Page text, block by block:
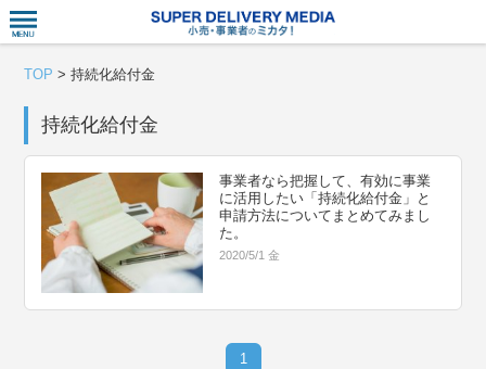
TOP >持続化給付金
持続化給付金
事業者なら把握して、有効に事業
に活用したい「持続化給付金」と
申請方法についてまとめてみまし
た。
2020/5/1 金
1